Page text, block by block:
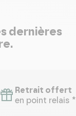
dernières
Retrait offert
en point relais *